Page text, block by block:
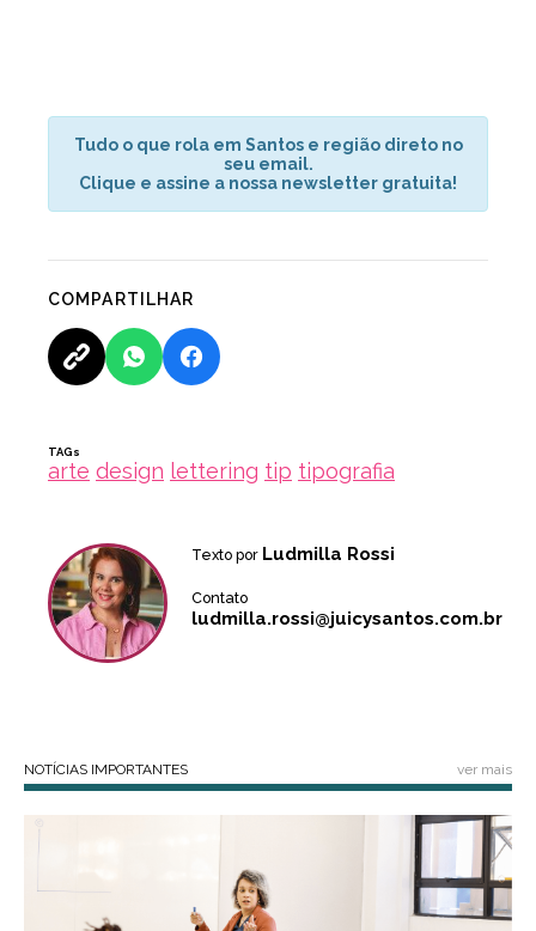
Tudo o que rola em Santos e região direto no
seu email.
Clique e assine a nossa newsletter gratuita!
COMPARTILHAR
TAGs
arte design lettering tip tipografia
Texto por Ludmilla Rossi
Contato
ludmilla.rossi@juicysantos.com.br
NOTÍCIAS IMPORTANTES ver mais